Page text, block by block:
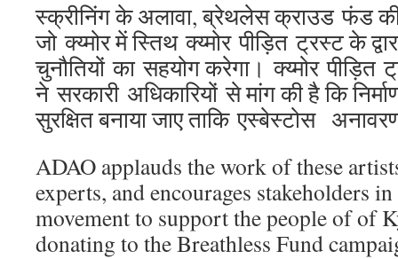
स्क्रीनिंग के अलावा, ब्रेथलेस क्राउड फंड
जो क्य्मोर में स्तिथ क्य्मोर पीड़ित ट्रस्ट के
चुनौतियों का सहयोग करेगा। क्य्मोर पीड़ित
ने सरकारी अधिकारियों से मांग की है कि
सुरक्षित बनाया जाए ताकि एस्बेस्टोस
ADAO applauds the work of these
experts, and encourages stakeholders
movement to support the people of of
donating to the Breathless Fund